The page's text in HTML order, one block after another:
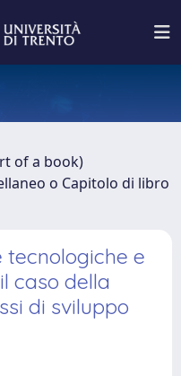
of a book)
o Capitolo di libro
tecnologiche e
caso della
di sviluppo